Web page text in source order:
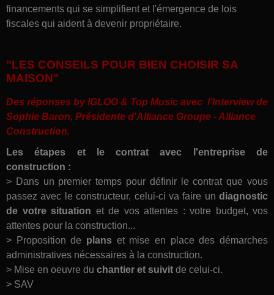
financements qui se simplifient et l'émergence de lois
fiscales qui aident à devenir propriétaire.
"LES CONSEILS POUR BIEN CHOISIR SA
MAISON"
Des réponses by IGLOO & Top Music avec l'Interview de
Sophie Baron, Présidente d'Alliance Groupe - Alliance
Construction.
Les étapes et le contrat avec l'entreprise de
construction :
> Dans un premier temps pour définir le contrat que vous
passez avec le constructeur, celui-ci va faire un diagnostic
de votre situation et de vos attentes : votre budget, vos
attentes pour la construction...
> Proposition de plans et mise en place des démarches
administratives nécessaires à la construction.
> Mise en oeuvre du chantier et suivit de celui-ci.
> SAV